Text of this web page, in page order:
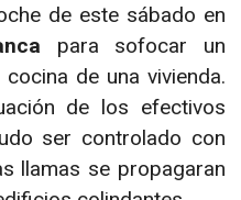
de este sábado en
para sofocar un
de una vivienda.
de los efectivos
ser controlado con
llamas se propagaran